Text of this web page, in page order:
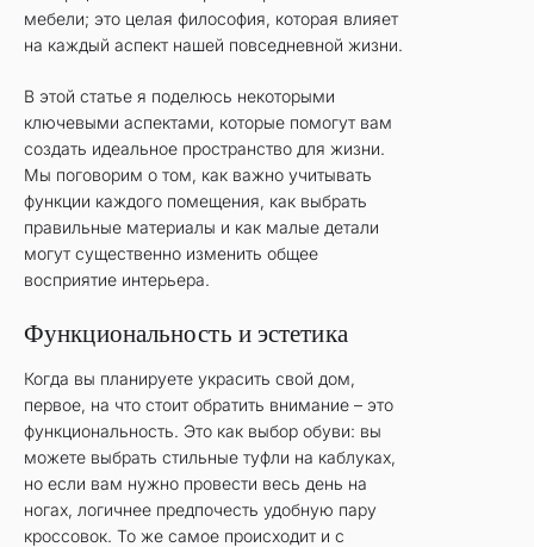
мебели; это целая философия, которая влияет
на каждый аспект нашей повседневной жизни.
В этой статье я поделюсь некоторыми
ключевыми аспектами, которые помогут вам
создать идеальное пространство для жизни.
Мы поговорим о том, как важно учитывать
функции каждого помещения, как выбрать
правильные материалы и как малые детали
могут существенно изменить общее
восприятие интерьера.
Функциональность и эстетика
Когда вы планируете украсить свой дом,
первое, на что стоит обратить внимание – это
функциональность. Это как выбор обуви: вы
можете выбрать стильные туфли на каблуках,
но если вам нужно провести весь день на
ногах, логичнее предпочесть удобную пару
кроссовок. То же самое происходит и с